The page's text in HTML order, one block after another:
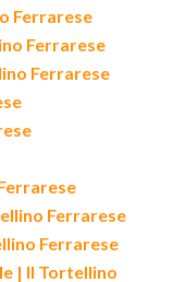
Ferrarese
Ferrarese
Ferrarese
Ferrarese
Ferrarese
| Il Tortellino